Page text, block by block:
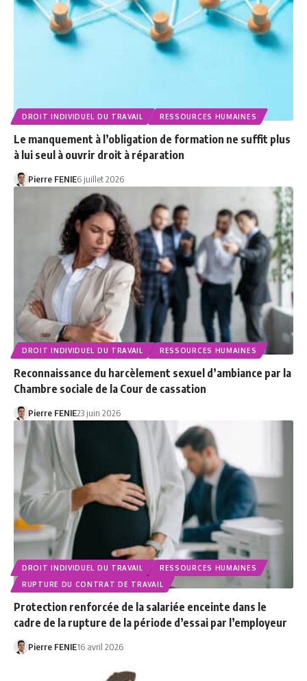
DROIT INDIVIDUEL DU TRAVAIL RESSOURCES HUMAINES
Le manquement à l’obligation de formation ne suffit plus
à lui seul à ouvrir droit à réparation
Pierre FENIE6 juillet 2026
DROIT INDIVIDUEL DU TRAVAIL RESSOURCES HUMAINES
Reconnaissance du harcèlement sexuel d’ambiance par la
Chambre sociale de la Cour de cassation
Pierre FENIE23 juin 2026
DROIT INDIVIDUEL DU TRAVAIL
RESSOURCES HUMAINES
RUPTURE DU CONTRAT DE TRAVAIL
Protection renforcée de la salariée enceinte dans le
cadre de la rupture de la période d’essai par l’employeur
Pierre FENIE16 avril 2026